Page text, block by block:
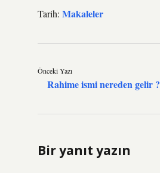
Tarih: Makaleler
Önceki Yazı
Rahime ismi nereden gelir ?
Bir yanıt yazın